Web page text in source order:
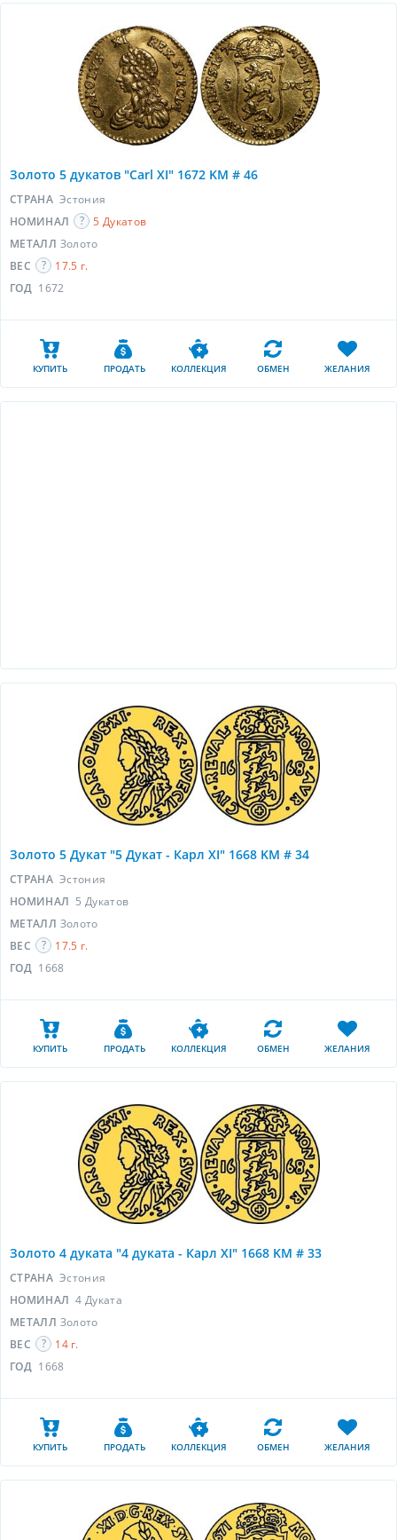
Золото 5 дукатов "Carl XI" 1672 KM # 46
СТРАНА Эстония
НОМИНАЛ
5 Дукатов
МЕТАЛЛ Золото
ВЕС
17.5 г.
ГОД 1672
КУПИТЬ ПРОДАТЬ КОЛЛЕКЦИЯ ОБМЕН ЖЕЛАНИЯ
Золото 5 Дукат "5 Дукат - Карл XI" 1668 KM # 34
СТРАНА Эстония
НОМИНАЛ 5 Дукатов
МЕТАЛЛ Золото
ВЕС
17.5 г.
ГОД 1668
КУПИТЬ ПРОДАТЬ КОЛЛЕКЦИЯ ОБМЕН ЖЕЛАНИЯ
Золото 4 дуката "4 дуката - Карл XI" 1668 KM # 33
СТРАНА Эстония
НОМИНАЛ 4 Дуката
МЕТАЛЛ Золото
ВЕС
14 г.
ГОД 1668
КУПИТЬ ПРОДАТЬ КОЛЛЕКЦИЯ ОБМЕН ЖЕЛАНИЯ